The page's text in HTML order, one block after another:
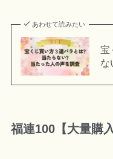
あわせて読みたい
宝
な
福連100【大量購